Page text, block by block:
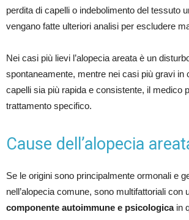
perdita di capelli o indebolimento del tessuto
vengano fatte ulteriori analisi per escludere
Nei casi più lievi l’alopecia areata è un
spontaneamente, mentre nei casi più gravi in
capelli sia più rapida e consistente, il medico
trattamento specifico.
Cause dell’alopecia
Se le origini sono principalmente ormonali e
nell’alopecia comune, sono multifattoriali con
componente autoimmune e psicologicain